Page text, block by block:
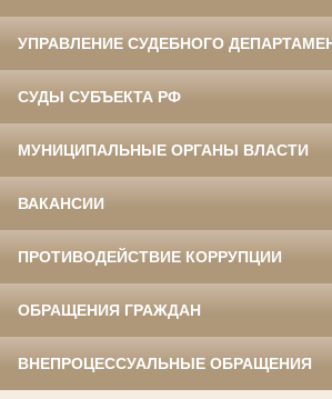
УПРАВЛЕНИЕ СУДЕБНОГО
СУДЫ СУБЪЕКТА РФ
МУНИЦИПАЛЬНЫЕ ОРГАНЫ ВЛАСТИ
ВАКАНСИИ
ПРОТИВОДЕЙСТВИЕ КОРРУПЦИИ
ОБРАЩЕНИЯ ГРАЖДАН
ВНЕПРОЦЕССУАЛЬНЫЕ ОБРАЩЕНИЯ